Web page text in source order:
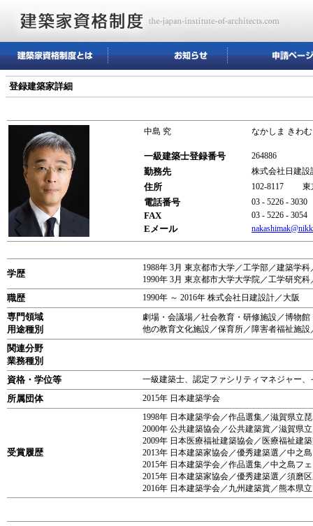
登録建築家詳細
中島 究 なかしま きわむ
一級建築士登録番号 264886
勤務先 株式会社日建
住所 102-8117 東
電話番号 03 - 5226 - 3030
FAX 03 - 5226 - 3054
Eメール
学歴
1988年 3月 東京都市大学／工学部／建築学科
1990年 3月 東京都市大学大学院／工学研究
職歴 1990年 ～ 2016年 株式会社日建設計／大阪
専門領域
用途種別
劇場・会議場／社会教育・研修施設／博物
他の教育文化施設／保育所／障害者福祉施
関連分野
業務種別
資格・学位等
一級建築士、認定ファシリティマネジャー
所属団体 2015年 日本建築学会
受賞履歴
1998年 日本建築学会／作品選集／滋賀県立
2000年 公共建築協会／公共建築賞／滋賀県
2009年 日本医療福祉建築協会／医療福祉建
2013年 日本建築家協会／優秀建築選／中之
2015年 日本建築学会／作品選集／中之島フ
2015年 日本建築家協会／優秀建築選／須磨
2016年 日本建築学会／九州建築賞／熊本県